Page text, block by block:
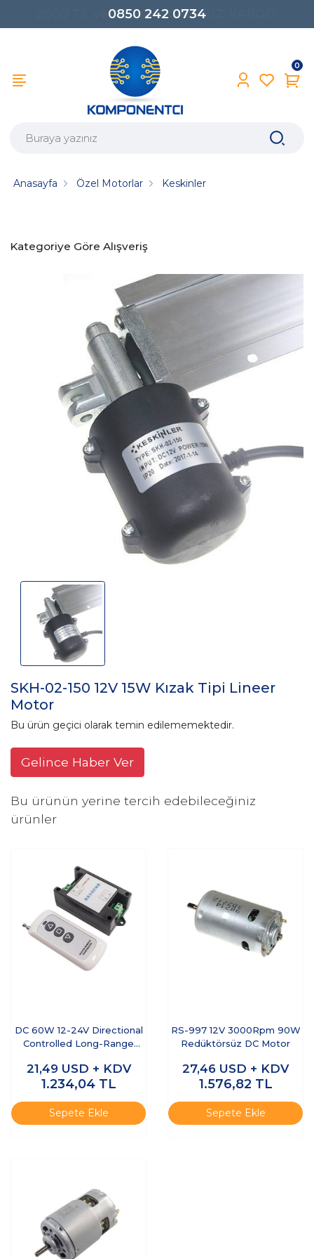
0850 242 0734
0
Anasayfa Özel Motorlar Keskinler
Kategoriye Göre Alışveriş
SKH-02-150 12V 15W Kızak Tipi Lineer
Motor
Bu ürün geçici olarak temin edilememektedir.
Gelince Haber Ver
Bu ürünün yerine tercih edebileceğiniz
ürünler
DC 60W 12-24V Directional
Controlled Long-Range
21,49 USD + KDV
1.234,04 TL
Sepete Ekle
RS-997 12V 3000Rpm 90W
Redüktörsüz DC Motor
27,46 USD + KDV
1.576,82 TL
Sepete Ekle